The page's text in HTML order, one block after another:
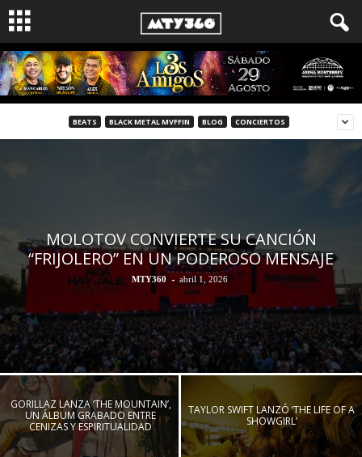
BEATS BLACK METAL MVFFIN BLOG CONCIERTOS
MOLOTOV CONVIERTE SU CANCIÓN
“FRIJOLERO” EN UN PODEROSO MENSAJE
MTY360 - abril 1, 2026
GORILLAZ LANZA ‘THE MOUNTAIN’,
UN ÁLBUM GRABADO ENTRE
CENIZAS Y ESPIRITUALIDAD
TAYLOR SWIFT LANZÓ ‘THE LIFE OF A
SHOWGIRL’